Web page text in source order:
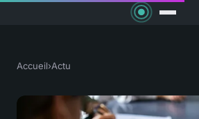
Accueil›Actu